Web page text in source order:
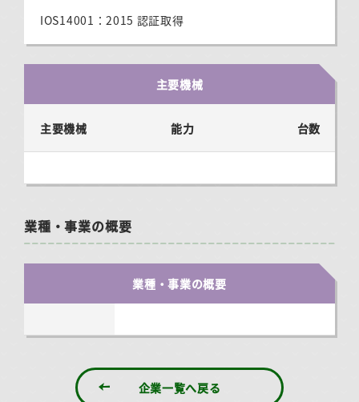
IOS14001：2015 認証取得
主要機械
主要機械 能力 台数
業種・事業の概要
業種・事業の概要
企業一覧へ戻る